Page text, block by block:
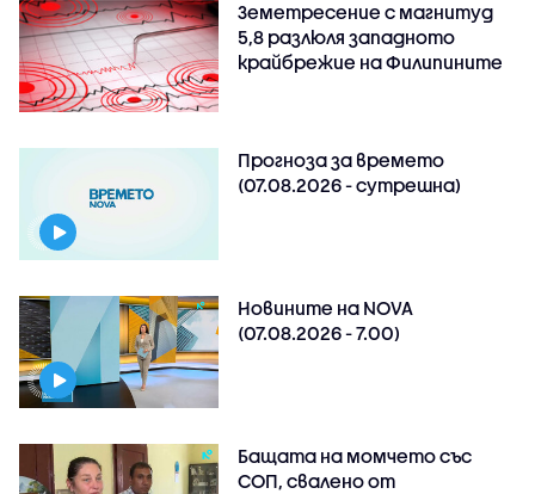
Земетресение с магнитуд
5,8 разлюля западното
крайбрежие на Филипините
Прогноза за времето
(07.08.2026 - сутрешна)
Новините на NOVA
(07.08.2026 - 7.00)
Бащата на момчето със
СОП, свалено от